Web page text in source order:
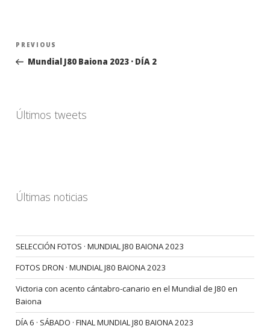
Navegación
entradas
Previous
Post
PREVIOUS
Mundial J80 Baiona 2023 · DÍA 2
Últimos tweets
Últimas noticias
SELECCIÓN FOTOS · MUNDIAL J80 BAIONA 2023
FOTOS DRON · MUNDIAL J80 BAIONA 2023
Victoria con acento cántabro-canario en el Mundial de J80 en
Baiona
DÍA 6 · SÁBADO · FINAL MUNDIAL J80 BAIONA 2023